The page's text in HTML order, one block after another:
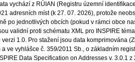
vychází z RÚIAN (Registru územní
adresních míst (k 27. 07. 2026), protože
po jednotlivých obcích (pokud v rámci obce
validní proti schématu XML pro INSPIRE
1.0. Pro stažení jsou data komprimována
ve vyhlášce č. 359/2011 Sb., o základním
Data Specification on Addresses v. 3.0.1 z